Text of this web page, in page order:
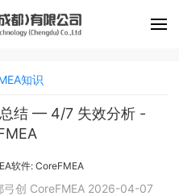
知识
结 — 4/7 失效分析 -
软件: CoreFMEA
弓创 CoreFMEA 2026-04-07